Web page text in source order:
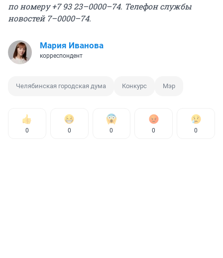
по номеру +7 93 23–0000–74. Телефон службы
новостей 7–0000–74.
Мария Иванова
корреспондент
Челябинская городская дума Конкурс Мэр
0 0 0 0 0